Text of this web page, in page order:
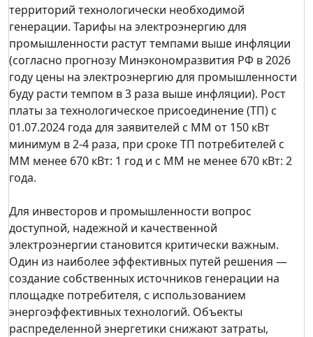
территорий технологически необходимой
генерации. Тарифы на электроэнергию для
промышленности растут темпами выше инфляции
(согласно прогнозу Минэкономразвития РФ в 2026
году цены на электроэнергию для промышленности
буду расти темпом в 3 раза выше инфляции). Рост
платы за технологическое присоединение (ТП) с
01.07.2024 года для заявителей с ММ от 150 кВт
минимум в 2-4 раза, при сроке ТП потребителей с
ММ менее 670 кВт: 1 год и с ММ не менее 670 кВт: 2
года.
Для инвесторов и промышленности вопрос
доступной, надежной и качественной
электроэнергии становится критически важным.
Один из наиболее эффективных путей решения —
создание собственных источников генерации на
площадке потребителя, с использованием
энергоэффективных технологий. Объекты
распределенной энергетики снижают затраты,